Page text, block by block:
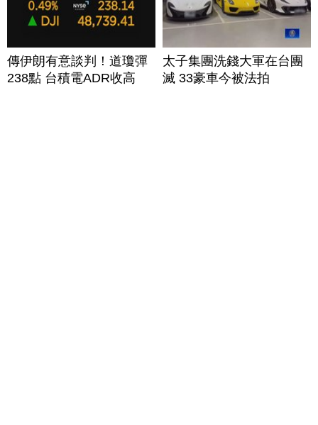
傳伊朗有意談判！道瓊彈
238點 台積電ADR收高
太子集團洗錢大軍在台團
滅 33豪車今被法拍